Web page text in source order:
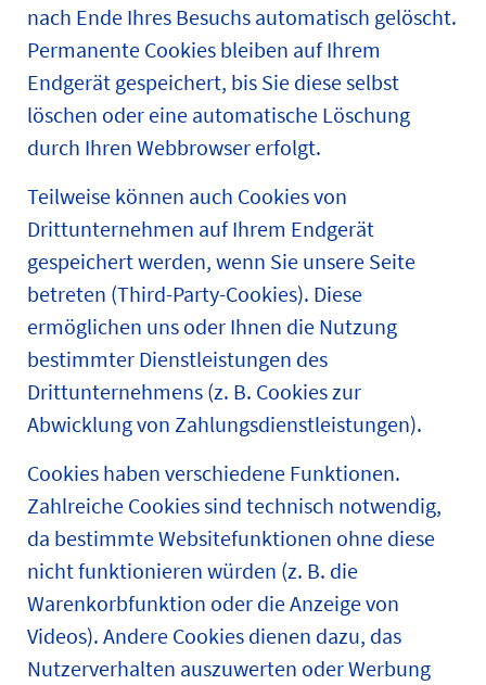
nach Ende Ihres Besuchs automatisch gelöscht.
Permanente Cookies bleiben auf Ihrem
Endgerät gespeichert, bis Sie diese selbst
löschen oder eine automatische Löschung
durch Ihren Webbrowser erfolgt.
Teilweise können auch Cookies von
Drittunternehmen auf Ihrem Endgerät
gespeichert werden, wenn Sie unsere Seite
betreten (Third-Party-Cookies). Diese
ermöglichen uns oder Ihnen die Nutzung
bestimmter Dienstleistungen des
Drittunternehmens (z. B. Cookies zur
Abwicklung von Zahlungsdienstleistungen).
Cookies haben verschiedene Funktionen.
Zahlreiche Cookies sind technisch notwendig,
da bestimmte Websitefunktionen ohne diese
nicht funktionieren würden (z. B. die
Warenkorbfunktion oder die Anzeige von
Videos). Andere Cookies dienen dazu, das
Nutzerverhalten auszuwerten oder Werbung